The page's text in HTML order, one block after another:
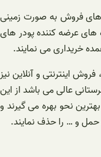
های فروش به صورت زمینی
عرضه کننده پودر های
خریداری می نمایند.
اینترنتی و آنلاین نیز
عالی می باشد از این
نحو بهره می گیرند و
حمل و … را حذف نمایند.